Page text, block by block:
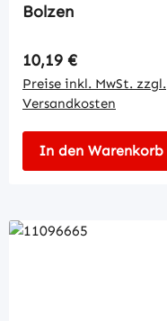
Bolzen
Regulärer Preis:
10,19 €
Preise inkl. MwSt. zzgl.
Versandkosten
In den Warenkorb